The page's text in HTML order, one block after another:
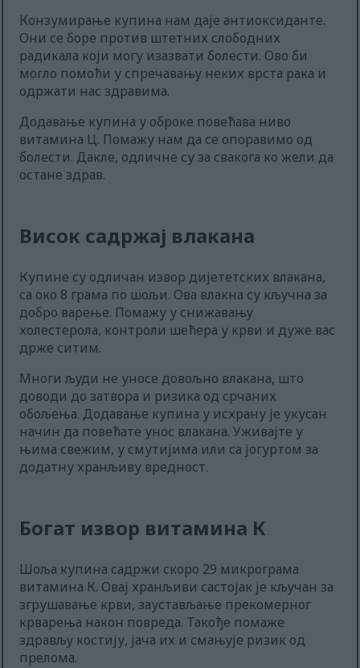
Конзумирање купина нам даје антиоксиданте.
Они се боре против штетних слободних
радикала који могу изазвати болести. Ово би
могло помоћи у спречавању неких врста рака и
одржати нас здравима.
Додавање купина у оброке повећава ниво
витамина Ц. Помажу нам да се опоравимо од
болести. Дакле, одличне су за свакога ко жели да
остане здрав.
Висок садржај влакана
Купине су одличан извор дијететских влакана,
са око 8 грама по шољи. Ова влакна су кључна за
добро варење. Помажу у снижавању
холестерола, контроли шећера у крви и дуже вас
држе ситим.
Многи људи не уносе довољно влакана, што
доводи до затвора и ризика од срчаних
обољења. Додавање купина у исхрану је укусан
начин да повећате унос влакана. Уживајте у
њима свежим, у смутијима или са јогуртом за
додатну хранљиву вредност.
Богат извор витамина К
Шоља купина садржи скоро 29 микрограма
витамина К. Овај хранљиви састојак је кључан за
згрушавање крви, заустављање прекомерног
крварења након повреда. Такође помаже
здрављу костију, јача их и смањује ризик од
прелома.